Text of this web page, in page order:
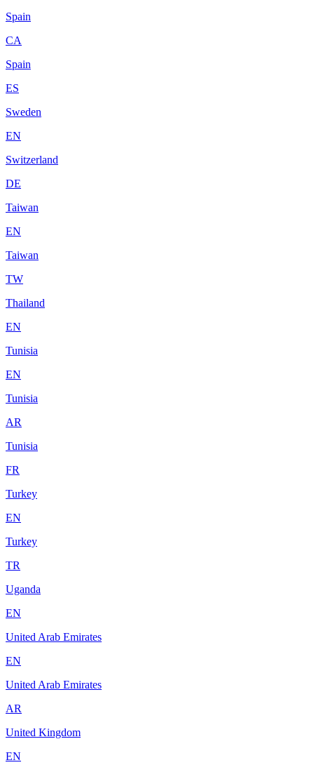
Spain
CA
Spain
ES
Sweden
EN
Switzerland
DE
Taiwan
EN
Taiwan
TW
Thailand
EN
Tunisia
EN
Tunisia
AR
Tunisia
FR
Turkey
EN
Turkey
TR
Uganda
EN
United Arab Emirates
EN
United Arab Emirates
AR
United Kingdom
EN